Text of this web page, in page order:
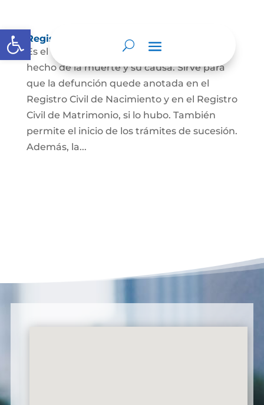
Abrir barra de herramientas
Registro Civil de Defunción
Es el documento público que prueba el
hecho de la muerte y su causa. Sirve para
que la defunción quede anotada en el
Registro Civil de Nacimiento y en el Registro
Civil de Matrimonio, si lo hubo. También
permite el inicio de los trámites de sucesión.
Además, la...